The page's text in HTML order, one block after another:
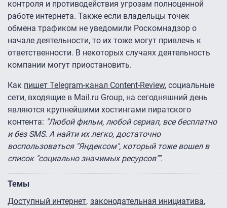
контроля и противодействия угрозам полноценной
работе интернета. Также если владельцы точек
обмена трафиком не уведомили Роскомнадзор о
начале деятельности, то их тоже могут привлечь к
ответственности. В некоторых случаях деятельность
компании могут приостановить.
Как пишет Telegram-канал Content-Review, социальные
сети, входящие в Mail.ru Group, на сегодняшний день
являются крупнейшими хостингами пиратского
контента: "Любой фильм, любой сериал, все бесплатно
и без SMS. А найти их легко, достаточно
воспользоваться "Яндексом", который тоже вошел в
список "социально значимых ресурсов"".
Темы
Доступный интернет законодательная инициатива